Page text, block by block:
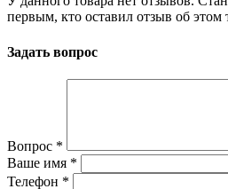
первым, кто оставил отзыв об этом
Задать вопрос
Вопрос *
Ваше имя *
Телефон *